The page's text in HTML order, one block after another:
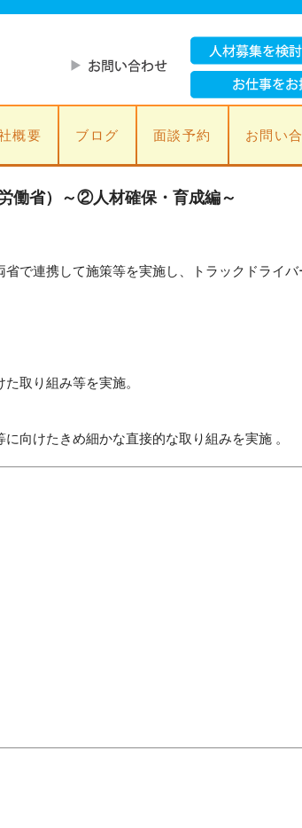
概要 ブログ 面談予約 お問い
働省）～②人材確保・育成編～
で連携して施策等を実施し、トラックドライバ
取り組み等を実施。
向けたきめ細かな直接的な取り組みを実施 。